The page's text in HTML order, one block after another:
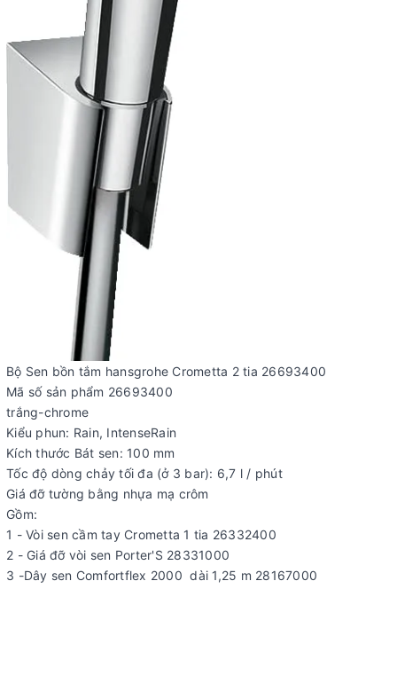
Bộ Sen bồn tắm hansgrohe Crometta 2 tia 26693400
Mã số sản phẩm 26693400
trắng-chrome
Kiểu phun: Rain, IntenseRain
Kích thước Bát sen: 100 mm
Tốc độ dòng chảy tối đa (ở 3 bar): 6,7 l / phút
Giá đỡ tường bằng nhựa mạ crôm
Gồm:
1 - Vòi sen cầm tay Crometta 1 tia 26332400
2 - Giá đỡ vòi sen Porter'S 28331000
3 -Dây sen Comfortflex 2000 dài 1,25 m 28167000